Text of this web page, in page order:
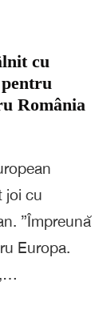
cu
România
joi cu
”Împreună
Europa.